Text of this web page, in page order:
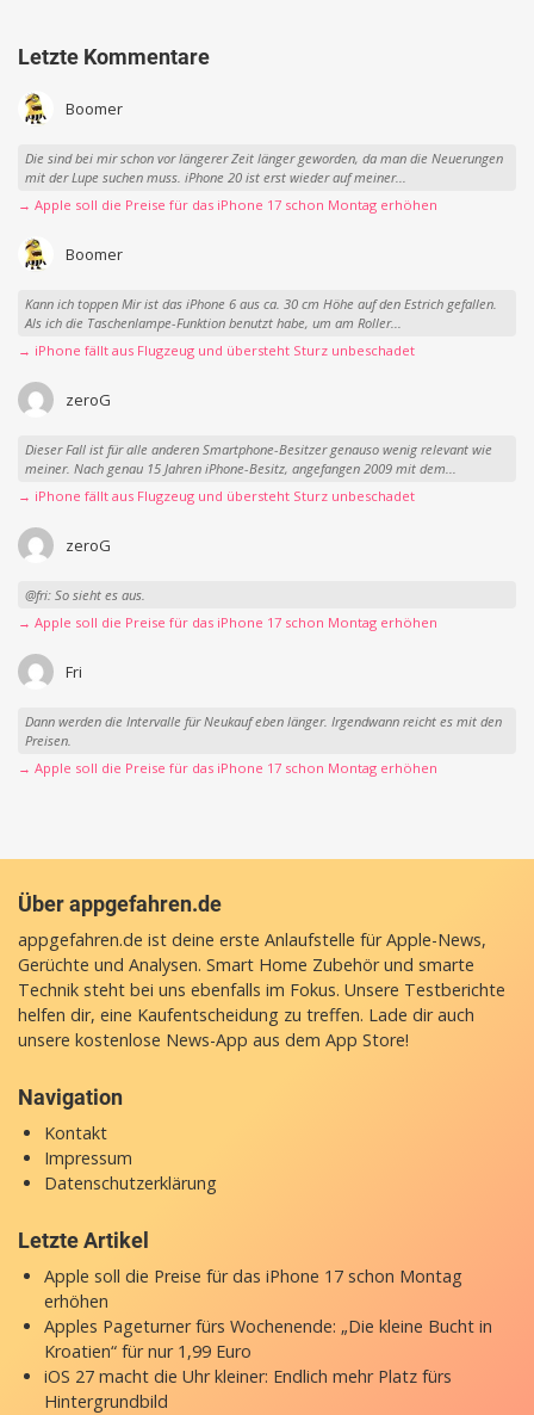
Letzte Kommentare
Boomer
Die sind bei mir schon vor längerer Zeit länger geworden, da man die Neuerungen
mit der Lupe suchen muss. iPhone 20 ist erst wieder auf meiner...
→ Apple soll die Preise für das iPhone 17 schon Montag erhöhen
Boomer
Kann ich toppen Mir ist das iPhone 6 aus ca. 30 cm Höhe auf den Estrich gefallen.
Als ich die Taschenlampe-Funktion benutzt habe, um am Roller...
→ iPhone fällt aus Flugzeug und übersteht Sturz unbeschadet
zeroG
Dieser Fall ist für alle anderen Smartphone-Besitzer genauso wenig relevant wie
meiner. Nach genau 15 Jahren iPhone-Besitz, angefangen 2009 mit dem...
→ iPhone fällt aus Flugzeug und übersteht Sturz unbeschadet
zeroG
@fri: So sieht es aus.
→ Apple soll die Preise für das iPhone 17 schon Montag erhöhen
Fri
Dann werden die Intervalle für Neukauf eben länger. Irgendwann reicht es mit den
Preisen.
→ Apple soll die Preise für das iPhone 17 schon Montag erhöhen
Über appgefahren.de
appgefahren.de ist deine erste Anlaufstelle für Apple-News,
Gerüchte und Analysen. Smart Home Zubehör und smarte
Technik steht bei uns ebenfalls im Fokus. Unsere Testberichte
helfen dir, eine Kaufentscheidung zu treffen. Lade dir auch
unsere kostenlose News-App aus dem App Store!
Navigation
Kontakt
Impressum
Datenschutzerklärung
Letzte Artikel
Apple soll die Preise für das iPhone 17 schon Montag
erhöhen
Apples Pageturner fürs Wochenende: „Die kleine Bucht in
Kroatien“ für nur 1,99 Euro
iOS 27 macht die Uhr kleiner: Endlich mehr Platz fürs
Hintergrundbild